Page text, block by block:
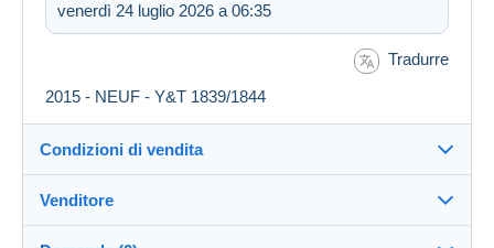
venerdì 24 luglio 2026 a 06:35
Tradurre
2015 - NEUF - Y&T 1839/1844
Condizioni di vendita
Destinazione:
Venditore